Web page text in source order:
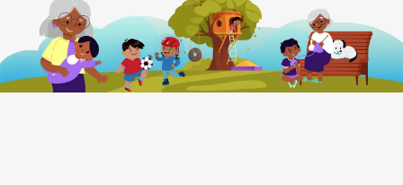
Disminuir texto
Escala de grises